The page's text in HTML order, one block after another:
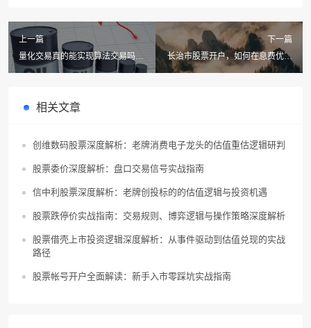
上一篇
量化交易真的能实现算法交易吗？
TWAP和VWAP该如何选择？
下一篇
长治市股票开户，如何在息费优惠
与券商融资融券实力间找到平衡？
相关文章
创维数码股票深度解析：老牌消费电子龙头的估值重估逻辑研判
股票委价深度解析：盘口交易信号实战指南
信中利股票深度解析：老牌创投标的的估值逻辑与投资机遇
股票跌停价实战指南：交易规则、博弈逻辑与操作策略深度解析
股票借壳上市投资逻辑深度解析：从事件驱动到估值兑现的实战
路径
股票帐号开户全面解读：新手入市零踩坑实战指南